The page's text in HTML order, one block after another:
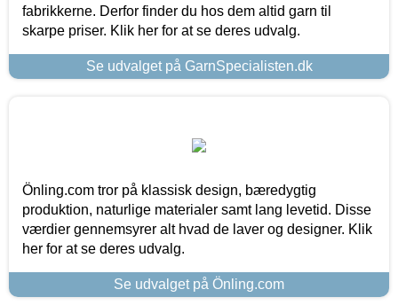
fabrikkerne. Derfor finder du hos dem altid garn til
skarpe priser. Klik her for at se deres udvalg.
Se udvalget på GarnSpecialisten.dk
Önling.com tror på klassisk design, bæredygtig
produktion, naturlige materialer samt lang levetid. Disse
værdier gennemsyrer alt hvad de laver og designer. Klik
her for at se deres udvalg.
Se udvalget på Önling.com